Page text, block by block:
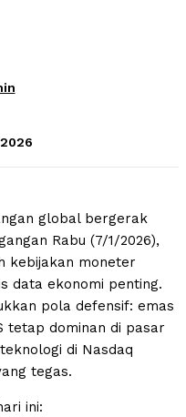
global bergerak
Rabu (7/1/2026),
kebijakan moneter
data ekonomi penting.
pola defensif: emas
tetap dominan di pasar
di Nasdaq
tegas.
ini: